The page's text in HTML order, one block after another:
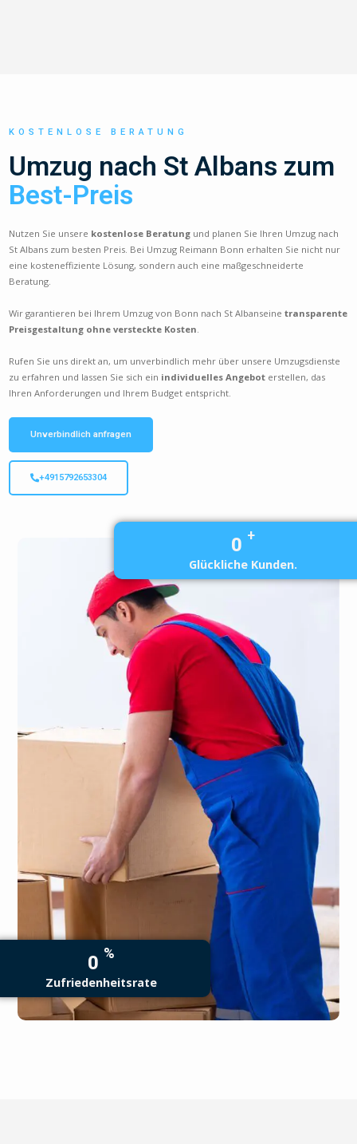
KOSTENLOSE BERATUNG
Umzug nach St Albans zum
Best-Preis
Nutzen Sie unsere kostenlose Beratung und planen Sie Ihren Umzug nach
St Albans zum besten Preis. Bei Umzug Reimann Bonn erhalten Sie nicht nur
eine kosteneffiziente Lösung, sondern auch eine maßgeschneiderte
Beratung.
Wir garantieren bei Ihrem Umzug von Bonn nach St Albanseinetransparente
Preisgestaltung ohne versteckte Kosten
Rufen Sie uns direkt an, um unverbindlich mehr über unsere Umzugsdienste
zu erfahren und lassen Sie sich ein individuelles Angebot erstellen, das
Ihren Anforderungen und Ihrem Budget entspricht.
Unverbindlich anfragen
+4915792653304
0 +
Glückliche Kunden.
0 %
Zufriedenheitsrate